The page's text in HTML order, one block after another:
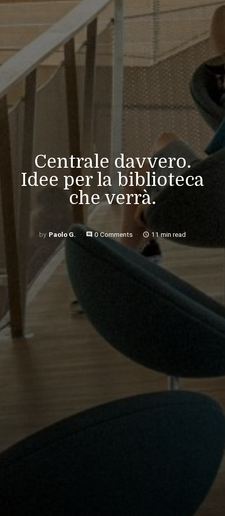
Centrale davvero.
Idee per la biblioteca
che verrà.
Paolo G. comment 0 Comments access_time 11 min read